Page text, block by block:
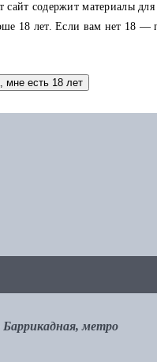
Остаток по карте можно
метро
сайт содержит материалы
18 лет. Если вам нет 18 —
мне есть 18 лет